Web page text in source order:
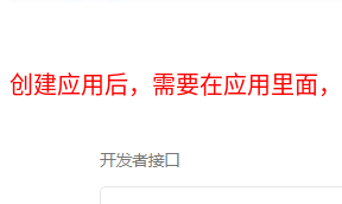
创建应用后，需要在应用里面